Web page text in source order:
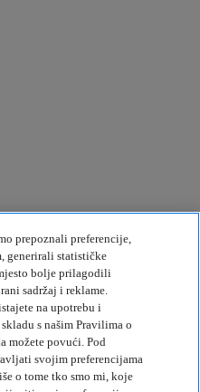
prepoznali preferencije,
generirali statističke
bolje prilagodili
sadržaj i reklame.
na upotrebu i
s našim Pravilima o
možete povući. Pod
svojim preferencijama
o tome tko smo mi, koje